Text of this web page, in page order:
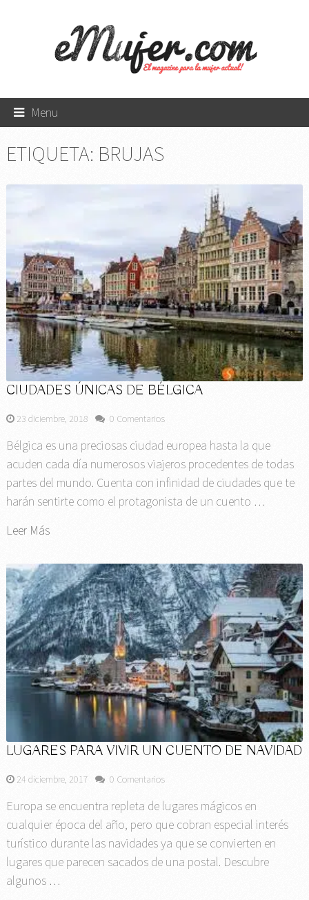
Menu
ETIQUETA: BRUJAS
CIUDADES ÚNICAS DE BÉLGICA
23 diciembre, 2018 0 Comentarios
Bélgica es una preciosas ciudad europea hasta la que
acuden cada día numerosos viajeros procedentes de todas
partes del mundo. Cuenta con infinidad de ciudades que te
harán sentirte como el protagonista de un cuento …
Leer Más
LUGARES PARA VIVIR UN CUENTO DE NAVIDAD
24 diciembre, 2017 0 Comentarios
Europa se encuentra repleta de lugares mágicos en
cualquier época del año, pero que cobran especial interés
turístico durante las navidades ya que se convierten en
lugares que parecen sacados de una postal. Descubre
algunos …